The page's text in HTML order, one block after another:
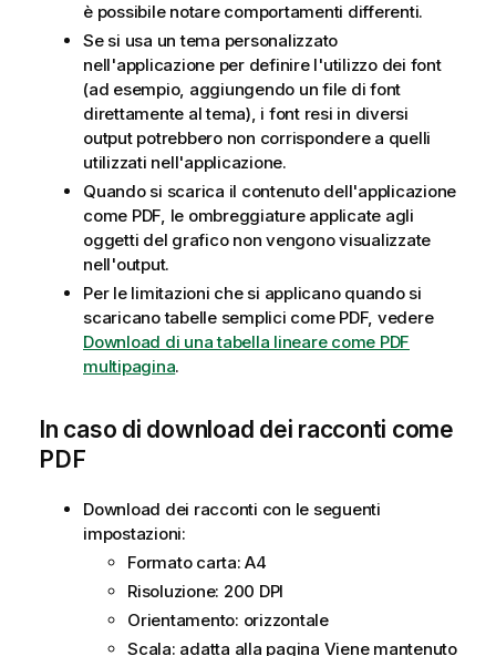
è possibile notare comportamenti differenti.
Se si usa un tema personalizzato
nell'applicazione per definire l'utilizzo dei font
(ad esempio, aggiungendo un file di font
direttamente al tema), i font resi in diversi
output potrebbero non corrispondere a quelli
utilizzati nell'applicazione.
Quando si scarica il contenuto dell'applicazione
come PDF, le ombreggiature applicate agli
oggetti del grafico non vengono visualizzate
nell'output.
Per le limitazioni che si applicano quando si
scaricano tabelle semplici come PDF, vedere
Download di una tabella lineare come PDF
multipagina.
In caso di download dei racconti come
PDF
Download dei racconti con le seguenti
impostazioni:
Formato carta: A4
Risoluzione: 200 DPI
Orientamento: orizzontale
Scala: adatta alla pagina Viene mantenuto